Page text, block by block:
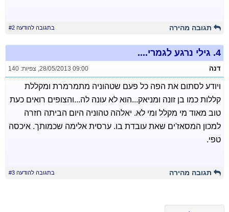
תגובה מהירה בתגובה להודעה #2
4. גילי נרגע לגמרי....
דנה 28/05/2013 09:00
, צפיות: 140
ויודע לסתום את הפה כל פעם שטהוניה מתמרמרת ומקללת
קללות כמו בן זונה ומניאק...הוא לא עונה לה...והצופים רואים כעת
טוב מאוד מי מקלל ומי לא. יאלהה טהוניה היום הביתה חזרה
למכון המסאז'ים שאת עובדת בו. ערסית אלימה שכמותך. איכסה
טפי.
תגובה מהירה בתגובה להודעה #3